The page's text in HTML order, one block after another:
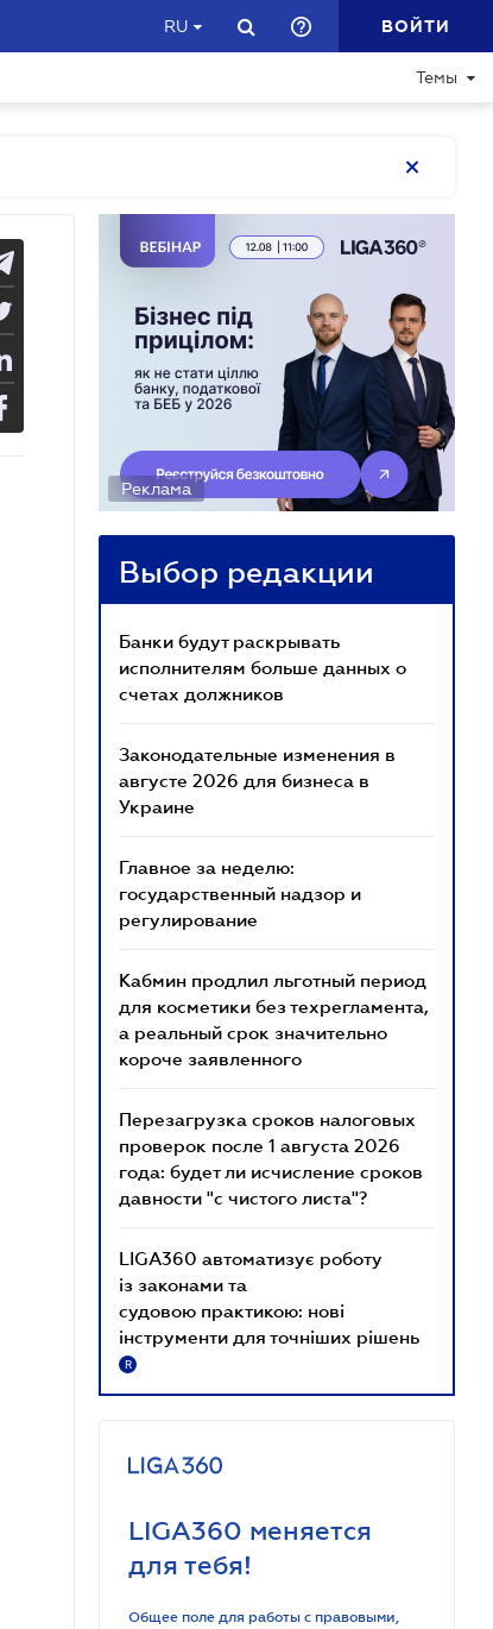
RU ВОЙТИ
Темы
Реклама
Выбор редакции
Банки будут раскрывать
исполнителям больше данных о
счетах должников
Законодательные изменения в
августе 2026 для бизнеса в
Украине
Главное за неделю:
государственный надзор и
регулирование
Кабмин продлил льготный период
для косметики без техрегламента,
а реальный срок значительно
короче заявленного
Перезагрузка сроков налоговых
проверок после 1 августа 2026
года: будет ли исчисление сроков
давности "с чистого листа"?
LIGA360 автоматизує роботу
із законами та
судовою практикою: нові
інструменти для точніших рішень
R
LIGA360 меняется
для тебя!
Общее поле для работы с правовыми,